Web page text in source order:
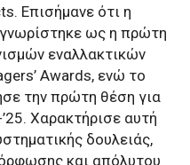
Επισήμανε ότι η
ως η πρώτη
εναλλακτικών
Awards, ενώ το
την πρώτη θέση για
Χαρακτήρισε αυτή
δουλειάς,
και απόλυτου